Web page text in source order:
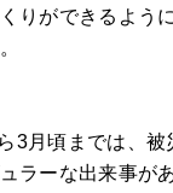
りができるよう
3月頃までは、被
ラーな出来事が